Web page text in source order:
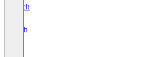
Deutsch
English